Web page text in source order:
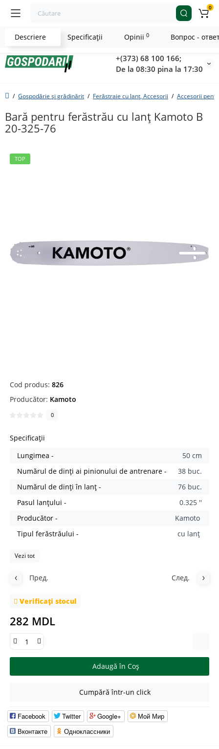
+(373) 68 100 166;
De la 08:30 pina la 17:30
0
Gospodărie și grădinărit Ferăstraie cu lanț, Accesorii Accesorii
Bară pentru ferăstrău cu lanț Kamoto B
20-325-76
TOP
Cod produs: 826
Producător: Kamoto
0
Specificații
Lungimea -
50 cm
Numărul de dinți ai pinionului de antrenare -
38 buc.
Numărul de dinți în lanț -
76 buc.
Pasul lanţului -
0.325 ''
Producător -
Kamoto
Tipul ferăstrăului -
cu lanţ
Vezi tot
Пред. След.
Verificați stocul
282 MDL
Adaugă în Coş
Cumpără într-un click
Facebook Twitter Google+
Мой Мир
Вконтакте
Одноклассники
Descriere Specificaţii Opinii 0 Вопрос -